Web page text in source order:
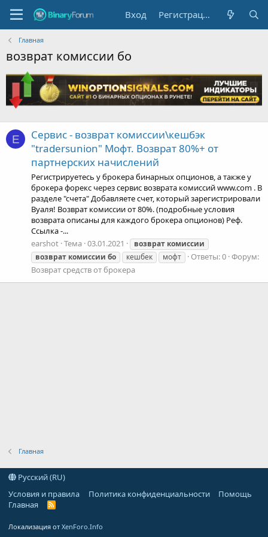
Вход Регистрация
Главная
возврат комиссии бо
E
Сервис - возврат комиссии\кешбэк
"tradersunion" Мофт. Возврат 80%+ от
партнерских начислений
Регистрируетесь у брокера бинарных опционов, а также у
брокера форекс через сервис возврата комиссий www.com . В
разделе "счета" Добавляете счет, который зарегистрировали
Вуаля! Возврат комиссии от 80%. (подробные условия
возврата описаны для каждого брокера опционов) Реф.
Ссылка -...
earshot Тема 03.01.2021 возврат комиссии
возврат комиссии бо кешбек мофт Ответы: 0 Форум:
Возврат средств от брокера
Главная
Русский (RU)
Условия и правила
Политика конфиденциальности
Помощь
Главная
R
Локализация от XenForo.Info